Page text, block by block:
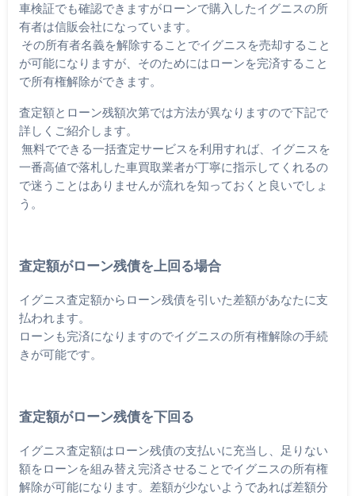
車検証でも確認できますがローンで購入したイグニスの所
有者は信販会社になっています。
その所有者名義を解除することでイグニスを売却すること
が可能になりますが、そのためにはローンを完済すること
で所有権解除ができます。
査定額とローン残額次第では方法が異なりますので下記で
詳しくご紹介します。
無料でできる一括査定サービスを利用すれば、イグニスを
一番高値で落札した車買取業者が丁寧に指示してくれるの
で迷うことはありませんが流れを知っておくと良いでしょ
う。
査定額がローン残債を上回る場合
イグニス査定額からローン残債を引いた差額があなたに支
払われます。
ローンも完済になりますのでイグニスの所有権解除の手続
きが可能です。
査定額がローン残債を下回る
イグニス査定額はローン残債の支払いに充当し、足りない
額をローンを組み替え完済させることでイグニスの所有権
解除が可能になります。差額が少ないようであれば差額分